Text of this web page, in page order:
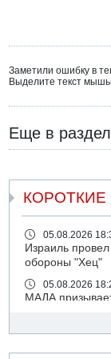
Заметили ошибку в
Выделите текст
Еще в
05.08.2026
Израиль
обороны "Хец"
05.08.2026
МАДА
Бывший посол